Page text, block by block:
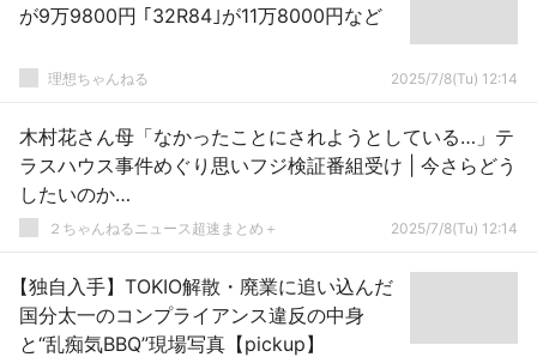
が9万9800円 ｢32R84｣が11万8000円など
理想ちゃんねる 2025/7/8(Tu) 12:14
木村花さん母「なかったことにされようとしている…」テ
ラスハウス事件めぐり思いフジ検証番組受け | 今さらどう
したいのか…
２ちゃんねるニュース超速まとめ＋ 2025/7/8(Tu) 12:14
【独自入手】TOKIO解散・廃業に追い込んだ
国分太一のコンプライアンス違反の中身
と“乱痴気BBQ”現場写真【pickup】